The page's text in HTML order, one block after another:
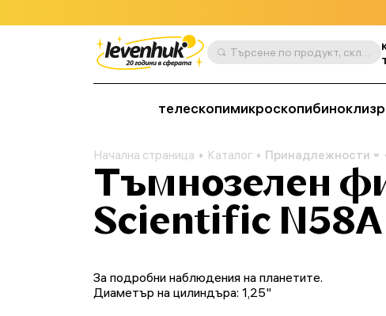
Търсене по продукт, складова единица, категория и т.н.
телескопимикроскопибинокли
Начална страница Каталог Принадлежности
Тъмнозелен
Scientific N58A
За подробни наблюдения на планетите.
Диаметър на цилиндъра: 1,25"